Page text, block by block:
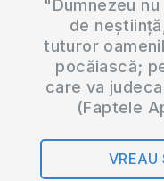
"Dumnezeu
de
tuturor
pocăiască;
care va
(Faptele
VREAU